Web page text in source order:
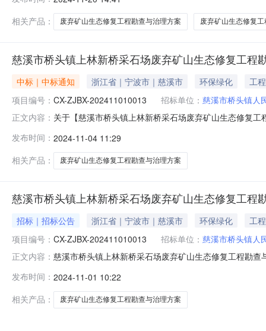
溪市鸣鹤-上林湖风景名胜区核心景区范围东北角。建设
对上述范围内进行生态修复。2
相关产品：
废弃矿山生态修复工程勘查与治理方案 废弃矿山生态修复工
慈溪市桥头镇上林新桥采石场废弃矿山生态修复工程
中标｜中标通知 浙江省｜宁波市｜慈溪市 环保绿化
工程
项目编号： CX-ZJBX-202411010013 招标单位： 慈溪市桥头镇人
正文内容： 关于【慈溪市桥头镇上林新桥采石场废弃矿山生态修复
区核心景区范围东北角项目总预算：98.5万元采购项目
发布时间： 2024-11-04 11:29
相关产品：
废弃矿山生态修复工程勘查与治理方案
慈溪市桥头镇上林新桥采石场废弃矿山生态修复工程
招标｜招标公告 浙江省｜宁波市｜慈溪市 环保绿化
工程
项目编号： CX-ZJBX-202411010013 招标单位： 慈溪市桥头镇人
正文内容： 慈溪市桥头镇上林新桥采石场废弃矿山生态修复工程勘
理项目地点：位于慈溪市鸣鹤-上林湖风景名胜区核心景
崩塌方量约0.5万m3，
发布时间： 2024-11-01 10:22
相关产品：
废弃矿山生态修复工程勘查与治理方案